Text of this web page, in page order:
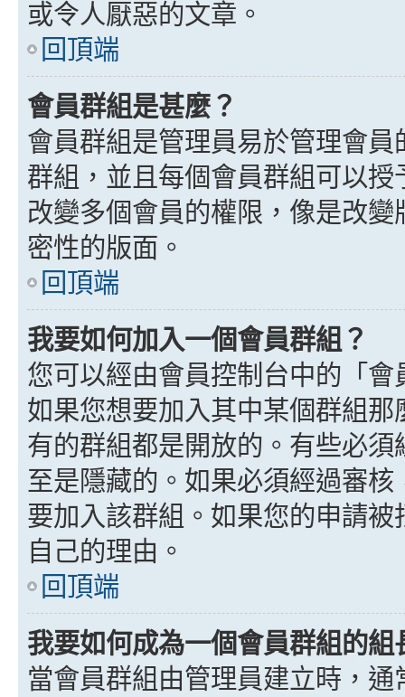
或令人厭惡的文章。
回頂端
會員群組是甚麼？
會員群組是管理員易於管理會
群組，並且每個會員群組可以
改變多個會員的權限，像是改
密性的版面。
回頂端
我要如何加入一個會員群組？
您可以經由會員控制台中的「
如果您想要加入其中某個群組
有的群組都是開放的。有些必
至是隱藏的。如果必須經過審
要加入該群組。如果您的申請
自己的理由。
回頂端
我要如何成為一個會員群組的組
當會員群組由管理員建立時，